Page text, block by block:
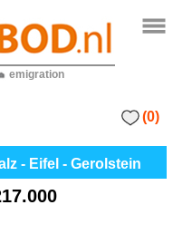
emigration
(0)
- Eifel - Gerolstein